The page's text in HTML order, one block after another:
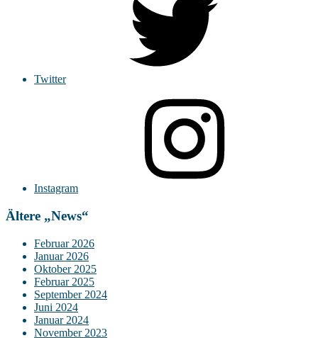
Twitter
Instagram
Ältere „News“
Februar 2026
Januar 2026
Oktober 2025
Februar 2025
September 2024
Juni 2024
Januar 2024
November 2023